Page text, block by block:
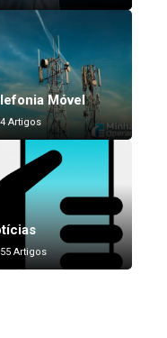
Móvel
Artigos
Artigos